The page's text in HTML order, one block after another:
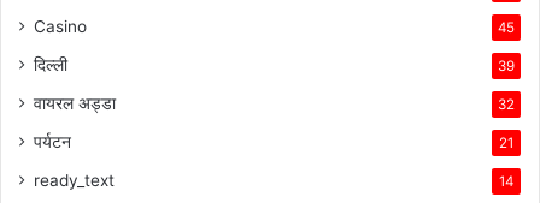
Casino 45
दिल्ली 39
वायरल अड्डा 32
पर्यटन 21
ready_text 14